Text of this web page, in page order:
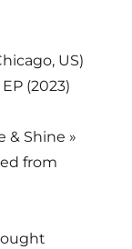
US)
(2023)
& Shine »
from